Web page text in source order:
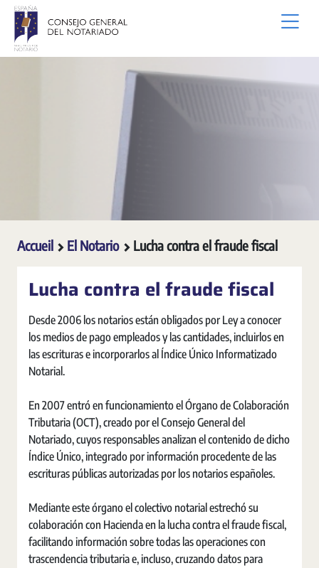
Saut au contenu principal
Accueil El Notario Lucha contra el fraude fiscal
Lucha contra el fraude fiscal
Desde 2006 los notarios están obligados por Ley a conocer
los medios de pago empleados y las cantidades, incluirlos en
las escrituras e incorporarlos al Índice Único Informatizado
Notarial.
En 2007 entró en funcionamiento el Órgano de Colaboración
Tributaria (OCT), creado por el Consejo General del
Notariado, cuyos responsables analizan el contenido de dicho
Índice Único, integrado por información procedente de las
escrituras públicas autorizadas por los notarios españoles.
Mediante este órgano el colectivo notarial estrechó su
colaboración con Hacienda en la lucha contra el fraude fiscal,
facilitando información sobre todas las operaciones con
trascendencia tributaria e, incluso, cruzando datos para